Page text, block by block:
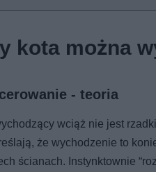
kota można
- teoria
wciąż nie jest
że wychodzenie to
ścianach. Instynktownie